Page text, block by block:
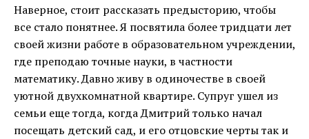
Наверное, стоит рассказать предысторию, чтобы
все стало понятнее. Я посвятила более тридцати лет
своей жизни работе в образовательном учреждении,
где преподаю точные науки, в частности
математику. Давно живу в одиночестве в своей
уютной двухкомнатной квартире. Супруг ушел из
семьи еще тогда, когда Дмитрий только начал
посещать детский сад, и его отцовские черты так и